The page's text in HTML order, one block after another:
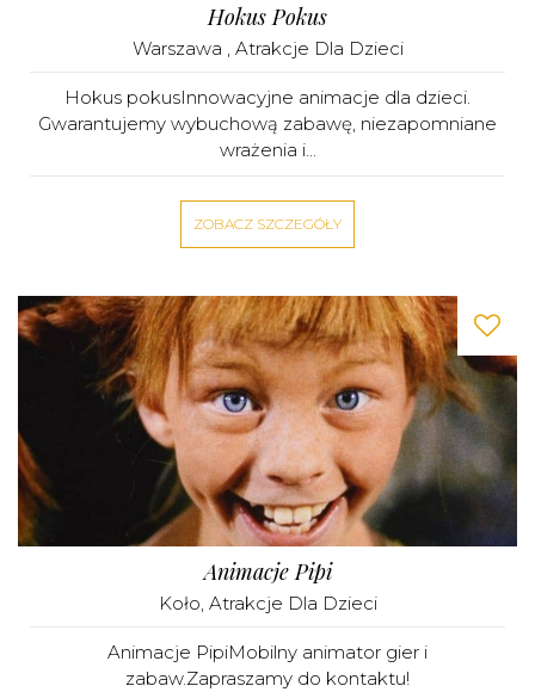
Hokus Pokus
Warszawa Atrakcje Dla Dzieci
Hokus pokusInnowacyjne animacje dla dzieci.
Gwarantujemy wybuchową zabawę, niezapomniane
wrażenia i...
ZOBACZ SZCZEGÓŁY
Animacje Pipi
Koło Atrakcje Dla Dzieci
Animacje PipiMobilny animator gier i
zabaw.Zapraszamy do kontaktu!